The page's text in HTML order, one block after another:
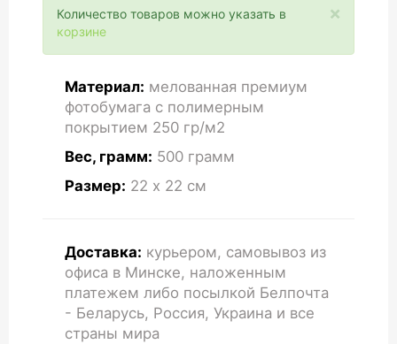
×
Количество товаров можно указать в
корзине
Материал: мелованная премиум
фотобумага с полимерным
покрытием 250 гр/м2
Вес, грамм: 500 грамм
Размер: 22 x 22 см
Доставка: курьером, самовывоз из
офиса в Минске, наложенным
платежем либо посылкой Белпочта
- Беларусь, Россия, Украина и все
страны мира